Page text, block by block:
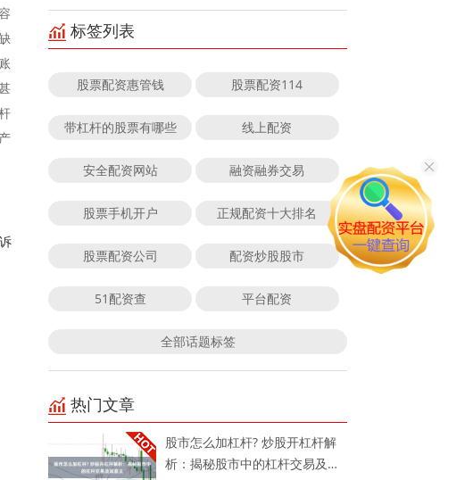
标签列表
股票配资惠管钱 股票配资114
带杠杆的股票有哪些 线上配资
安全配资网站 融资融券交易
股票手机开户 正规配资十大排名
股票配资公司 配资炒股股市
51配资查 平台配资
全部话题标签
热门文章
股市怎么加杠杆? 炒股开杠杆解
析：揭秘股市中的杠杆交易及其